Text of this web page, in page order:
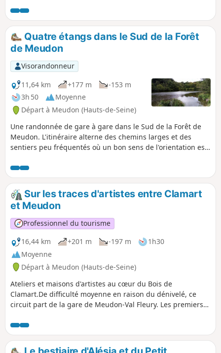
Néolithique reconverti en sépulture moderne... Ce parcours
s'achève le long de la Seine et sur l'Île Seguin où est,
désormais, implanté un ensemble de salles de concert au
nom bien trouvé.
Quatre étangs dans le Sud de la Forêt
de Meudon
Visorandonneur
11,64 km
+177 m
-153 m
3h 50
Moyenne
Départ à Meudon (Hauts-de-Seine)
Une randonnée de gare à gare dans le Sud de la Forêt de
Meudon. L'itinéraire alterne des chemins larges et des
sentiers peu fréquentés où un bon sens de l'orientation est
étangs et on rencontre un petit menhir du Néolithique.
Sur les traces d'artistes entre Clamart
et Meudon
Professionnel du tourisme
16,44 km
+201 m -197 m
1h30
Moyenne
Départ à Meudon (Hauts-de-Seine)
Ateliers et maisons d'artistes au cœur du Bois de
Clamart.De difficulté moyenne en raison du dénivelé, ce
circuit part de la gare de Meudon-Val Fleury. Les premiers
maisons artistes. Sur votre chemin, n'hésitez pas à effectuer
un arrêt à la Maison-atelier de Rodin qui surplombe Paris et
la Seine dans un décor verdoyant. D'autres lieux au charme